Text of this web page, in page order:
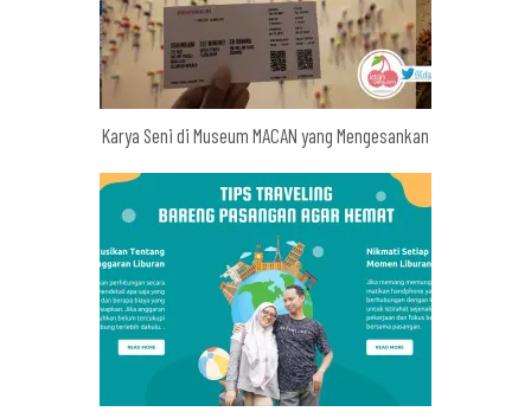
Karya Seni di Museum MACAN yang Mengesankan